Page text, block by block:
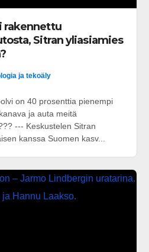
rakennettu
Sitran yliasiamies
ja tekoäly
on 40 prosenttia pienempi
ja auta meitä
--- Keskustelen Sitran
kanssa Suomen kasv...